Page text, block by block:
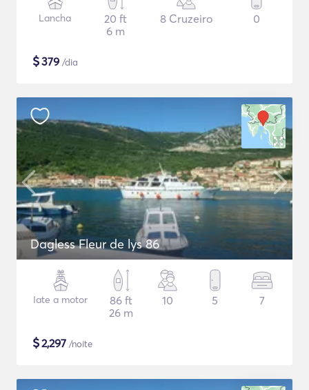
Lancha
20 ft
6 m
8 Cruzeiro 0
$379 /dia
Dagless Fleur de lys 86
Iate a motor
86 ft
26 m
10 5 7
$2,297 /noite